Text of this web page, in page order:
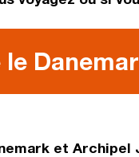
et Archipel